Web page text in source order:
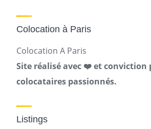
Colocation à Paris
Colocation A Paris
Site réalisé avec ❤️ et conviction
colocataires passionnés.
Listings